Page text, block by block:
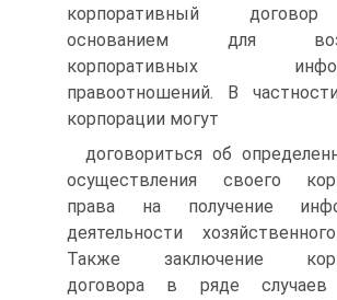
корпоративный
основанием для
корпоративных
правоотношений. В
корпорации могут
договориться об
осуществления своего
права на получение
деятельности
Также заключение
договора в ряде случаев